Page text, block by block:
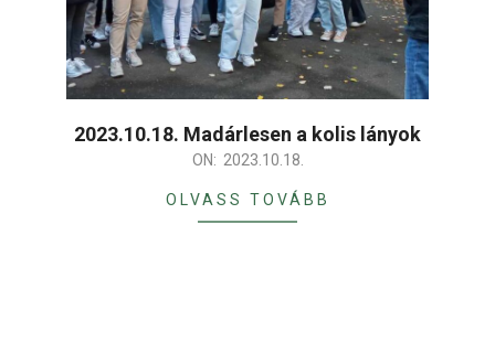
2023.10.18. Madárlesen a kolis lányok
ON: 2023.10.18.
OLVASS TOVÁBB